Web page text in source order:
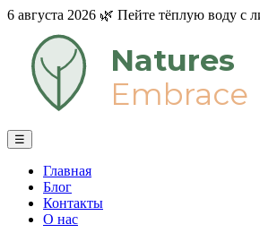
6 августа 2026 🌿 Пейте тёплую воду с
Natures
Embrace
☰
Главная
Блог
Контакты
О нас